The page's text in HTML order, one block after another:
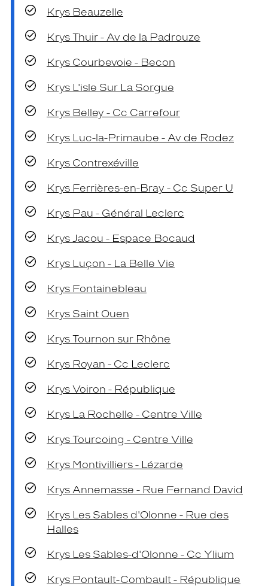
Krys Beauzelle
Krys Thuir - Av de la Padrouze
Krys Courbevoie - Becon
Krys L'isle Sur La Sorgue
Krys Belley - Cc Carrefour
Krys Luc-la-Primaube - Av de Rodez
Krys Contrexéville
Krys Ferrières-en-Bray - Cc Super U
Krys Pau - Général Leclerc
Krys Jacou - Espace Bocaud
Krys Luçon - La Belle Vie
Krys Fontainebleau
Krys Saint Ouen
Krys Tournon sur Rhône
Krys Royan - Cc Leclerc
Krys Voiron - République
Krys La Rochelle - Centre Ville
Krys Tourcoing - Centre Ville
Krys Montivilliers - Lézarde
Krys Annemasse - Rue Fernand David
Krys Les Sables d'Olonne - Rue des
Halles
Krys Les Sables-d'Olonne - Cc Ylium
Krys Pontault-Combault - République